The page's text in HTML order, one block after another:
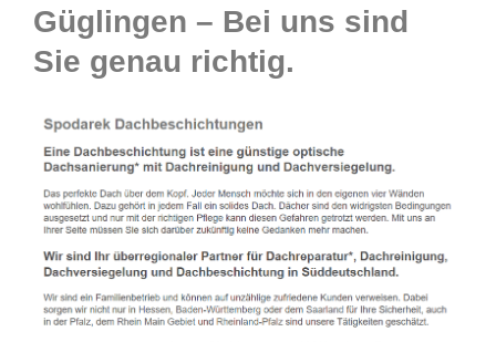
Güglingen – Bei uns sind
Sie genau richtig.